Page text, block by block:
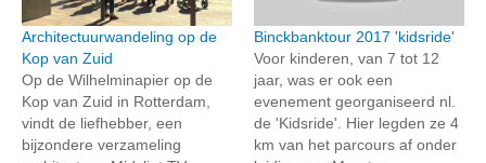
Architectuurwandeling op de
Kop van Zuid
Op de Wilhelminapier op de
Kop van Zuid in Rotterdam,
vindt de liefhebber, een
bijzondere verzameling
Binckbanktour 2017 'kidsride'
Voor kinderen, van 7 tot 12
jaar, was er ook een
evenement georganiseerd nl.
de 'Kidsride'. Hier legden ze 4
km van het parcours af onder